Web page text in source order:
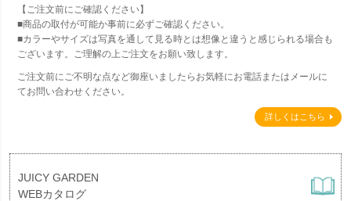
【ご注文前にご確認ください】
■商品の取付が可能か事前に必ずご確認ください。
■カラーやサイズは写真を通して見る時とは想像と違うと感じられる場合も
ございます。ご理解の上ご注文をお願い致します。
ご注文前にご不明な点など御座いましたらお気軽にお電話またはメールに
てお問い合わせください。
詳しくはこちら
JUICY GARDEN
WEBカタログ